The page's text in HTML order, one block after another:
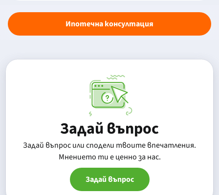
Ипотечна консултация
Задай въпрос
Задай въпрос или сподели твоите впечатления.
Mнението ти е ценно за нас.
Задай въпрос